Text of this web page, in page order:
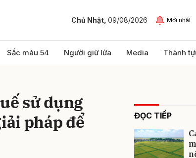
Chủ Nhật, 09/08/2026 Mới nhất
Sắc màu 54 Người giữ lửa Media Thành
sử dụng
pháp để
ĐỌC TIẾP